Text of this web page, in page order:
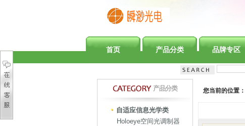
首页 产品分类 品牌专区
产品分类
自适应信息光学类
Holoeye空间光调制器
您当前的位置：